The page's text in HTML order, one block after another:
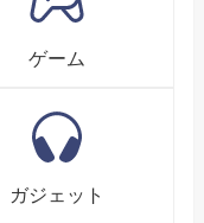
ゲーム
ガジェット